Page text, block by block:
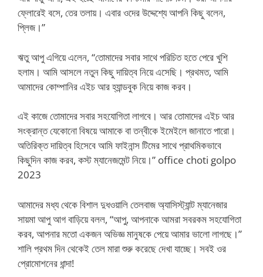
ফ্লোরেই বসে, তের তলায়। এবার ওদের উদ্দেশ্যে আপনি কিছু বলেন,
প্লিজ।”
ঋতু আপু এগিয়ে এলেন, “তোমাদের সবার সাথে পরিচিত হতে পেরে খুশি
হলাম। আমি আসলে নতুন কিছু দায়িত্ব নিয়ে এসেছি। প্রথমত, আমি
আমাদের কোম্পানির এইচ আর হ্যান্ডবুক নিয়ে কাজ করব।
এই কাজে তোমাদের সবার সহযোগিতা লাগবে। আর তোমাদের এইচ আর
সংক্রান্ত যেকোনো বিষয়ে আমাকে বা তন্বীকে ইমেইলে জানাতে পারো।
অতিরিক্ত দায়িত্ব হিসেবে আমি ফাইনান্স টিমের সাথে প্রাথমিকভাবে
কিছুদিন কাজ করব, কস্ট ম্যানেজমেন্ট নিয়ে।” office choti golpo
2023
আমাদের মধ্য থেকে বিশাল দুধওয়ালি তেলবাজ অ্যাসিস্ট্যান্ট ম্যানেজার
সায়মা আপু আগ বাড়িয়ে বলল, “আপু, আপনাকে আমরা সবরকম সহযোগিতা
করব, আপনার মতো একজন অভিজ্ঞ মানুষকে পেয়ে আমার ভালো লাগছে।”
শালি প্রথম দিন থেকেই তেল মারা শুরু করেছে দেখা যাচ্ছে। সবই ওর
প্রোমোশনের ধান্দা!